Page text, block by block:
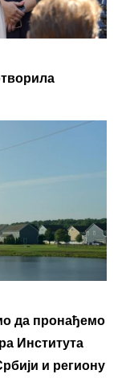
да пронађемо
Института
и региону